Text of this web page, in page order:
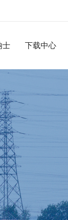
士 下载中心